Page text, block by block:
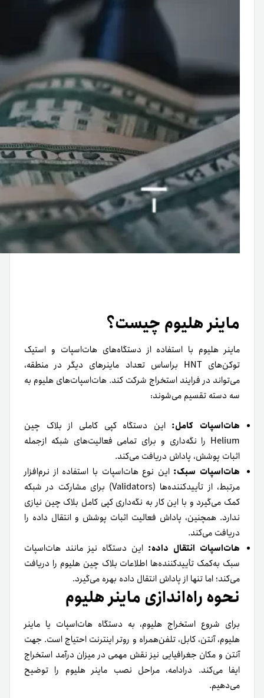
ماینر هلیوم چیست؟
ماینر هلیوم با استفاده از دستگاه‌های هات‌اسپات و استیک
توکن‌های HNT براساس تعداد ماینرهای دیگر در منطقه،
می‌تواند در فرایند استخراج شرکت کند. هات‌اسپات‌های هلیوم به
سه دسته تقسیم می‌شوند:
هات‌اسپات کامل: این دستگاه‌ کپی کاملی از بلاک چین
Helium را نگه‌داری و برای تمامی فعالیت‌های شبکه از‌جمله
اثبات پوشش، پاداش دریافت می‌کند.
هات‌اسپات سبک: این نوع هات‌اسپات با استفاده از نرم‌افزار
مرتبط، از تأییدکننده‌ها (Validators) برای مشارکت در شبکه
کمک می‌گیرد و با این کار به نگه‌داری کپی کامل بلاک چین نیازی
ندارد. همچنین، پاداش فعالیت اثبات پوشش و انتقال داده را
دریافت می‌کند.
هات‌اسپات انتقال داده: این دستگاه نیز مانند هات‌اسپات
سبک به‌کمک تأییدکننده‌ها اطلاعات بلاک چین هلیوم را دریافت
می‌کند؛ اما تنها از پاداش انتقال داده بهره می‌گیرد.
نحوه راه‌اندازی ماینر هلیوم
برای شروع استخراج هلیوم، به دستگاه هات‌اسپات یا ماینر
هلیوم، آنتن، کابل، تلفن‌همراه و روتر اینترنت احتیاج است. جهت
آنتن و مکان جغرافیایی نیز نقش مهمی در میزان درآمد استخراج
ایفا می‌کند. درادامه، مراحل نصب ماینر هلیوم را توضیح
می‌دهیم.